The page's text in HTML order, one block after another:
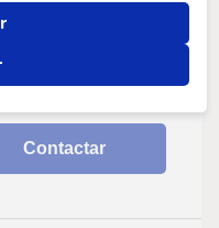
formativo superior
alimentaria.
Contactar